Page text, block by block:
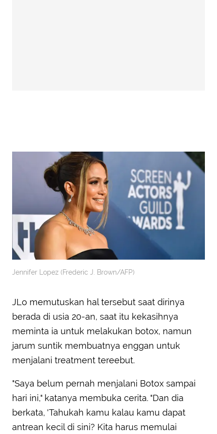
Jennifer Lopez (Frederic J. Brown/AFP)
JLo memutuskan hal tersebut saat dirinya
berada di usia 20-an, saat itu kekasihnya
meminta ia untuk melakukan botox, namun
jarum suntik membuatnya enggan untuk
menjalani treatment tereebut.
"Saya belum pernah menjalani Botox sampai
hari ini," katanya membuka cerita. "Dan dia
berkata, 'Tahukah kamu kalau kamu dapat
antrean kecil di sini? Kita harus memulai